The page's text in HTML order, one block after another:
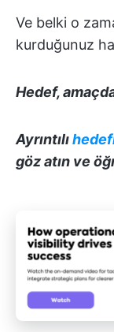
Ve belki o
kurduğunuz
Hedef,amaç
Ayrıntılı
göz atın ve